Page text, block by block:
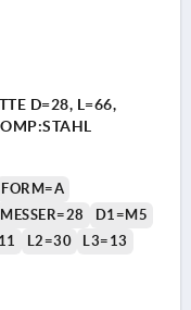
D=28, L=66,
FORM=A
D1=M5
L2=30
L3=13